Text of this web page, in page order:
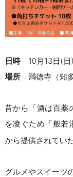
日時10月13日(日
場所
満徳寺（知
昔から「酒は百薬
を凌ぐため「般若
から提供されてい
グルメやスイーツ